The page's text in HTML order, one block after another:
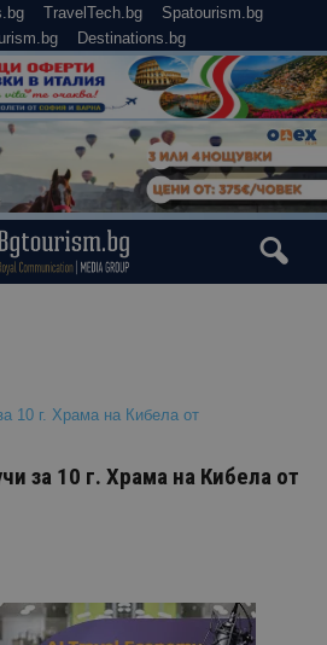
TravelTech.bg
Spatourism.bg
Destinations.bg
за 10 г. Храма на Кибела от